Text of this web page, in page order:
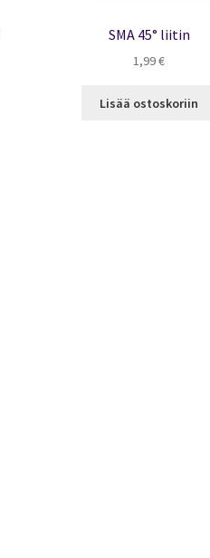
SMA 45° liitin
1,99€
Lisää ostoskoriin